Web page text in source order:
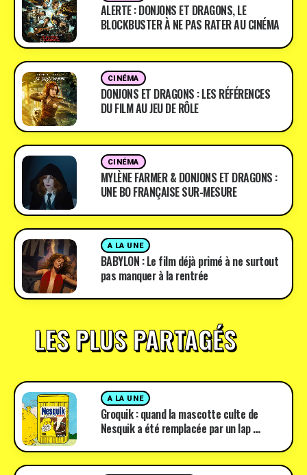
ALERTE : DONJONS ET DRAGONS, LE
BLOCKBUSTER À NE PAS RATER AU CINÉMA
CINÉMA
DONJONS ET DRAGONS : LES RÉFÉRENCES
DU FILM AU JEU DE RÔLE
CINÉMA
MYLÈNE FARMER & DONJONS ET DRAGONS :
UNE BO FRANÇAISE SUR-MESURE
A LA UNE
BABYLON : Le film déjà primé à ne surtout
pas manquer à la rentrée
LES PLUS PARTAGÉS
A LA UNE
Groquik : quand la mascotte culte de
Nesquik a été remplacée par un lap …